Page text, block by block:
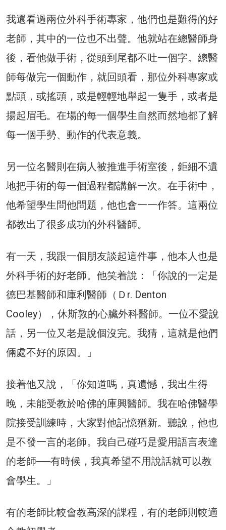
我還看過兩位外科手術專家，他們也是難得的好
老師，其中的一位也不出聲。他就站在總醫師身
後，看他做手術，從頭到尾都不吐一個字。總醫
師每做完一個動作，就回頭看，那位外科專家或
點頭，或搖頭，或是輕輕地舉起一隻手，或者是
揚起眉毛。在場的每一個學生自然而然地都了解
每一個手勢、動作的代表意義。
另一位名醫則在病人被推進手術室後，鉅細不遺
地把手術的每一個過程都講解一次。在手術中，
他希望學生問他問題，他也會一一作答。這兩位
都教出了很多成功的外科醫師。
有一天，我跟一個朋友談起這件事，他本人也是
外科手術的好老師。他笑着說：「你說的一定是
德巴基醫師和庫利醫師（Ｄr. Denton
Cooley），休斯敦的心臟外科醫師。一位不愛說
話，另一位又老是說個沒完。我猜，這就是他們
倆處不好的原因。」
接着他又說，「你知道嗎，真遺憾，我出生得
晚，未能受教於哈佛的庫興醫師。我在哈佛醫學
院接受訓練時，大家對他記憶猶新。聽說，他也
是不發一言的老師。我自己碰巧是愛用語言表達
的老師──有時候，我真希望不用說話就可以教
會學生。」
有的老師比較會教高深的課程，有的老師則較適